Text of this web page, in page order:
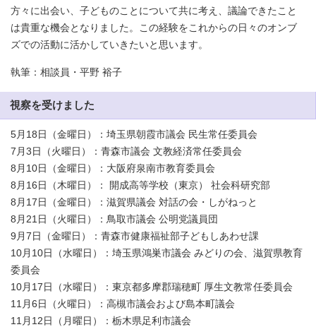
方々に出会い、子どものことについて共に考え、議論できたこと
は貴重な機会となりました。この経験をこれからの日々のオンブ
ズでの活動に活かしていきたいと思います。
執筆：相談員・平野 裕子
視察を受けました
5月18日（金曜日）：埼玉県朝霞市議会 民生常任委員会
7月3日（火曜日）：青森市議会 文教経済常任委員会
8月10日（金曜日）：大阪府泉南市教育委員会
8月16日（木曜日）： 開成高等学校（東京） 社会科研究部
8月17日（金曜日）：滋賀県議会 対話の会・しがねっと
8月21日（火曜日）：鳥取市議会 公明党議員団
9月7日（金曜日）：青森市健康福祉部子どもしあわせ課
10月10日（水曜日）：埼玉県鴻巣市議会 みどりの会、滋賀県教育
委員会
10月17日（水曜日）：東京都多摩郡瑞穂町 厚生文教常任委員会
11月6日（火曜日）：高槻市議会および島本町議会
11月12日（月曜日）：栃木県足利市議会